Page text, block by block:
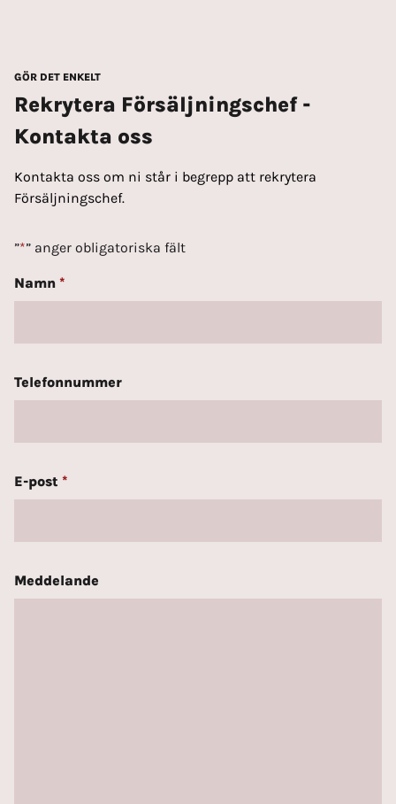
GÖR DET ENKELT
Rekrytera Försäljningschef -
Kontakta oss
Kontakta oss om ni står i begrepp att rekrytera
Försäljningschef.
”*” anger obligatoriska fält
Namn *
Telefonnummer
E-post *
Meddelande